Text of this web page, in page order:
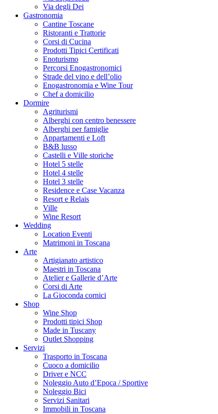
Via degli Dei
Gastronomia
Cantine Toscane
Ristoranti e Trattorie
Corsi di Cucina
Prodotti Tipici Certificati
Enoturismo
Percorsi Enogastronomici
Strade del vino e dell’olio
Enogastronomia e Wine Tour
Chef a domicilio
Dormire
Agriturismi
Alberghi con centro benessere
Alberghi per famiglie
Appartamenti e Loft
B&B lusso
Castelli e Ville storiche
Hotel 5 stelle
Hotel 4 stelle
Hotel 3 stelle
Residence e Case Vacanza
Resort e Relais
Ville
Wine Resort
Wedding
Location Eventi
Matrimoni in Toscana
Arte
Artigianato artistico
Maestri in Toscana
Atelier e Gallerie d’Arte
Corsi di Arte
La Gioconda cornici
Shop
Wine Shop
Prodotti tipici Shop
Made in Tuscany
Outlet Shopping
Servizi
Trasporto in Toscana
Cuoco a domicilio
Driver e NCC
Noleggio Auto d’Epoca / Sportive
Noleggio Bici
Servizi Sanitari
Immobili in Toscana